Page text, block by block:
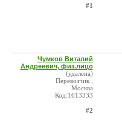
#1
Чумков Виталий
Андреевич, физ.лицо
(удалена)
Перевозчик ,
Москва
Код:1613333
#2